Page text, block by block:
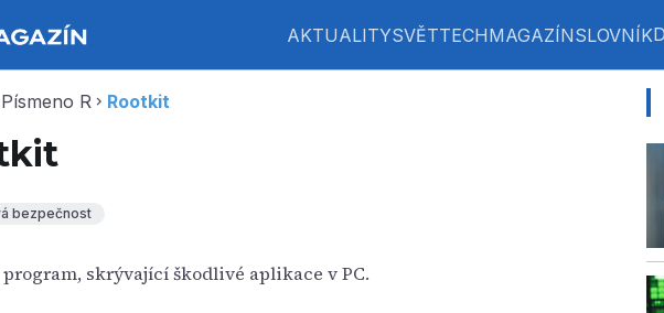
AKTUALITYSVĚTTECHMAGAZÍNSLOVNÍK
Písmeno R chevron_right Rootkit
bezpečnost
program, skrývající škodlivé aplikace v PC.